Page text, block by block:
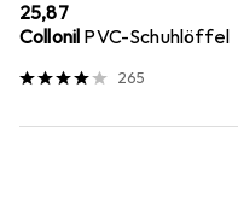
EUR
25,87
Collonil PVC-Schuhlöffel
265